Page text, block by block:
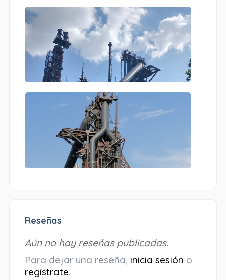
Reseñas
Aún no hay reseñas publicadas.
Para dejar una reseña, inicia sesión o
regístrate.